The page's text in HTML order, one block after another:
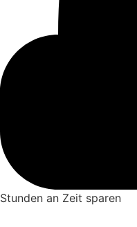
Stunden an Zeit sparen